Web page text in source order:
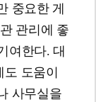
중요한 게
관리에 좋
여한다. 대
도 도움이
사무실을